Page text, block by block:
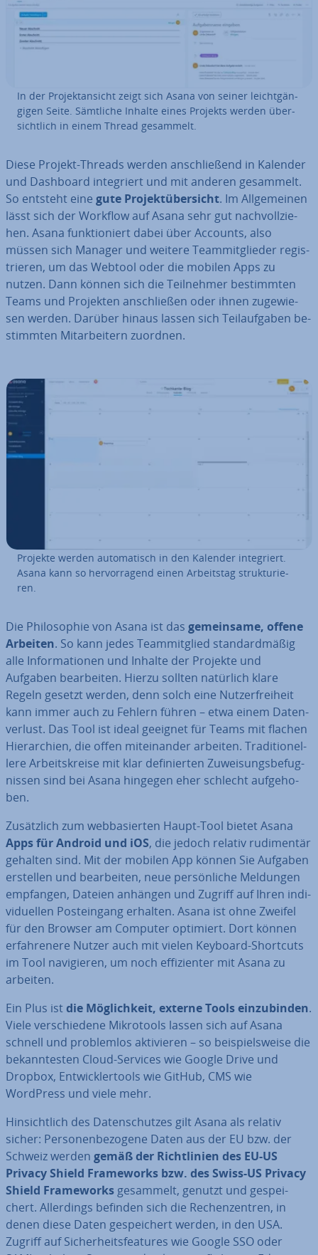
In der Pro­jekt­an­sicht zeigt sich Asana von seiner leicht­gän­
gi­gen Seite. Sämtliche Inhalte eines Projekts werden über­
sicht­lich in einem Thread gesammelt.
Diese Projekt-Threads werden an­schlie­ßend in Kalender
und Dashboard in­te­griert und mit anderen gesammelt.
So entsteht eine gute Pro­jekt­über­sicht. Im All­ge­mei­nen
lässt sich der Workflow auf Asana sehr gut nach­voll­zie­
hen. Asana funk­tio­niert dabei über Accounts, also
müssen sich Manager und weitere Team­mit­glie­der re­gis­
trie­ren, um das Webtool oder die mobilen Apps zu
nutzen. Dann können sich die Teil­neh­mer be­stimm­ten
Teams und Projekten an­schlie­ßen oder ihnen zu­ge­wie­
sen werden. Darüber hinaus lassen sich Teil­auf­ga­ben be­
stimm­ten Mit­ar­bei­tern zuordnen.
Projekte werden au­to­ma­tisch in den Kalender in­te­griert.
Asana kann so her­vor­ra­gend einen Ar­beits­tag struk­tu­rie­
ren.
Die Phi­lo­so­phie von Asana ist das ge­mein­sa­me, offene
Arbeiten. So kann jedes Team­mit­glied stan­dard­mä­ßig
alle In­for­ma­tio­nen und Inhalte der Projekte und
Aufgaben be­ar­bei­ten. Hierzu sollten natürlich klare
Regeln gesetzt werden, denn solch eine Nut­zer­frei­heit
kann immer auch zu Fehlern führen – etwa einem Da­ten­
ver­lust. Das Tool ist ideal geeignet für Teams mit flachen
Hier­ar­chien, die offen mit­ein­an­der arbeiten. Tra­di­tio­nel­
le­re Ar­beits­krei­se mit klar de­fi­nier­ten Zu­wei­sungs­be­fug­
nis­sen sind bei Asana hingegen eher schlecht auf­ge­ho­
ben.
Zu­sätz­lich zum web­ba­sier­ten Haupt-Tool bietet Asana
Apps für Android und iOS, die jedoch relativ ru­di­men­tär
gehalten sind. Mit der mobilen App können Sie Aufgaben
erstellen und be­ar­bei­ten, neue per­sön­li­che Meldungen
empfangen, Dateien anhängen und Zugriff auf Ihren in­di­
vi­du­el­len Post­ein­gang erhalten. Asana ist ohne Zweifel
für den Browser am Computer optimiert. Dort können
er­fah­re­ne­re Nutzer auch mit vielen Keyboard-Shortcuts
im Tool na­vi­gie­ren, um noch ef­fi­zi­en­ter mit Asana zu
arbeiten.
Ein Plus istdie Mög­lich­keit, externe Tools ein­zu­bin­den.
Viele ver­schie­de­ne Mi­kro­tools lassen sich auf Asana
schnell und pro­blem­los ak­ti­vie­ren – so bei­spiels­wei­se die
be­kann­tes­ten Cloud-Services wie Google Drive und
Dropbox, Ent­wick­ler­tools wie GitHub, CMS wie
WordPress und viele mehr.
Hin­sicht­lich des Da­ten­schut­zes gilt Asana als relativ
sicher: Per­so­nen­be­zo­ge­ne Daten aus der EU bzw. der
Schweiz werden gemäß der Richt­li­ni­en des EU-US
Privacy Shield Frame­works bzw. des Swiss-US Privacy
Shield Frame­works gesammelt, genutzt und ge­spei­
chert. Al­ler­dings befinden sich die Re­chen­zen­tren, in
denen diese Daten ge­spei­chert werden, in den USA.
Zugriff auf Si­cher­heits­fea­tures wie Google SSO oder